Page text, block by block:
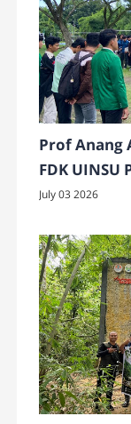
Prof Anang
FDK UINSU
July 03 2026